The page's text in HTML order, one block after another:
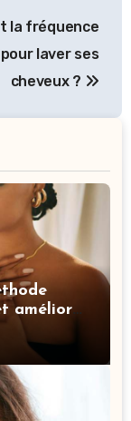
la fréquence
laver ses
cheveux ?
améliorer